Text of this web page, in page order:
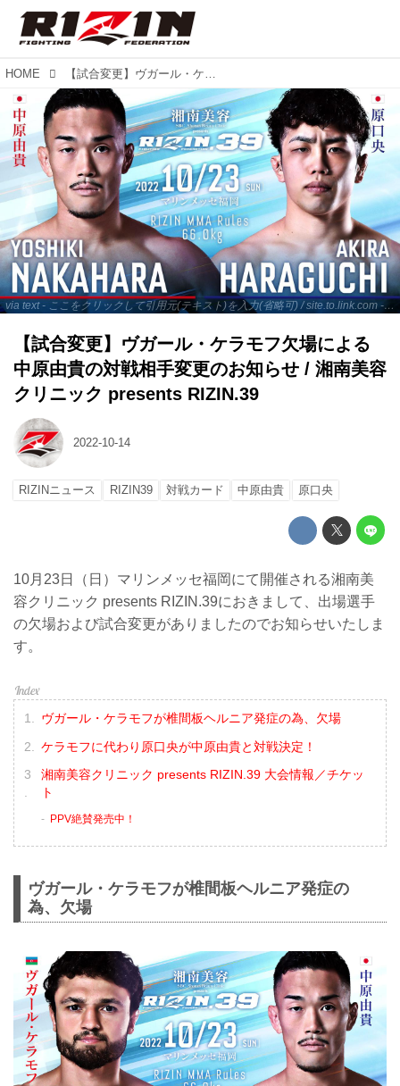
HOME 【試合変更】ヴガール・ケラモフ欠場による中原由貴の対戦相手変更のお知らせ / 湘南美容クリニック presents RIZIN.39
via text - ここをクリックして引用元(テキスト)を入力(省略可) / site.to.link.com - ここをクリックして引用元を入力(省略可)
【試合変更】ヴガール・ケラモフ欠場による
中原由貴の対戦相手変更のお知らせ / 湘南美容
クリニック presents RIZIN.39
2022-10-14
RIZINニュース RIZIN39 対戦カード 中原由貴 原口央
10月23日（日）マリンメッセ福岡にて開催される湘南美
容クリニック presents RIZIN.39におきまして、出場選手
の欠場および試合変更がありましたのでお知らせいたしま
す。
ヴガール・ケラモフが椎間板ヘルニア発症の為、欠場
ケラモフに代わり原口央が中原由貴と対戦決定！
湘南美容クリニック presents RIZIN.39 大会情報／チケッ
ト
PPV絶賛発売中！
ヴガール・ケラモフが椎間板ヘルニア発症の
為、欠場